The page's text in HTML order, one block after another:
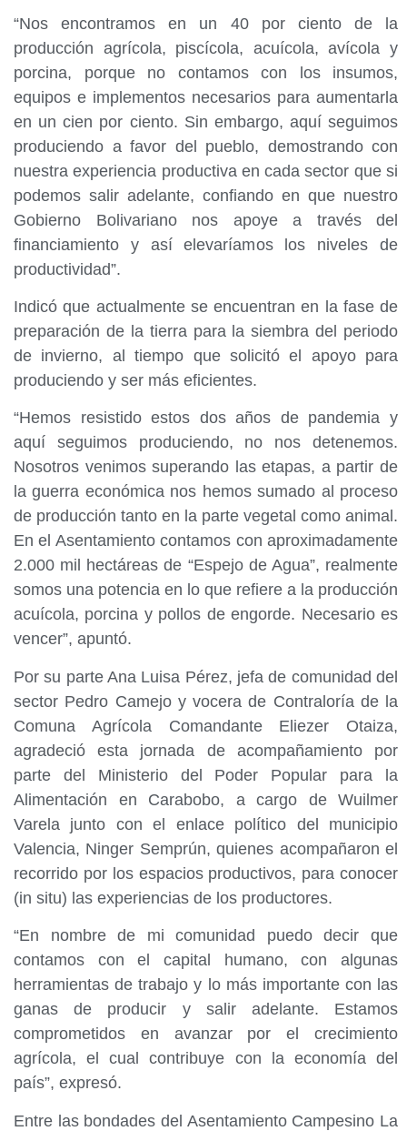
“Nos encontramos en un 40 por ciento de la
producción agrícola, piscícola, acuícola, avícola y
porcina, porque no contamos con los insumos,
equipos e implementos necesarios para aumentarla
en un cien por ciento. Sin embargo, aquí seguimos
produciendo a favor del pueblo, demostrando con
nuestra experiencia productiva en cada sector que si
podemos salir adelante, confiando en que nuestro
Gobierno Bolivariano nos apoye a través del
financiamiento y así elevaríamos los niveles de
productividad”.
Indicó que actualmente se encuentran en la fase de
preparación de la tierra para la siembra del periodo
de invierno, al tiempo que solicitó el apoyo para
produciendo y ser más eficientes.
“Hemos resistido estos dos años de pandemia y
aquí seguimos produciendo, no nos detenemos.
Nosotros venimos superando las etapas, a partir de
la guerra económica nos hemos sumado al proceso
de producción tanto en la parte vegetal como animal.
En el Asentamiento contamos con aproximadamente
2.000 mil hectáreas de “Espejo de Agua”, realmente
somos una potencia en lo que refiere a la producción
acuícola, porcina y pollos de engorde. Necesario es
vencer”, apuntó.
Por su parte Ana Luisa Pérez, jefa de comunidad del
sector Pedro Camejo y vocera de Contraloría de la
Comuna Agrícola Comandante Eliezer Otaiza,
agradeció esta jornada de acompañamiento por
parte del Ministerio del Poder Popular para la
Alimentación en Carabobo, a cargo de Wuilmer
Varela junto con el enlace político del municipio
Valencia, Ninger Semprún, quienes acompañaron el
recorrido por los espacios productivos, para conocer
(in situ) las experiencias de los productores.
“En nombre de mi comunidad puedo decir que
contamos con el capital humano, con algunas
herramientas de trabajo y lo más importante con las
ganas de producir y salir adelante. Estamos
comprometidos en avanzar por el crecimiento
agrícola, el cual contribuye con la economía del
país”, expresó.
Entre las bondades del Asentamiento Campesino La